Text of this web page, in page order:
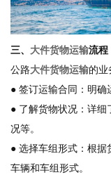
三、 大件货物运输流程
公路大件货物运输的业
● 签订运输合同：明确
● 了解货物状况：详
况等。
● 选择车组形式：根据
车辆和车组形式。